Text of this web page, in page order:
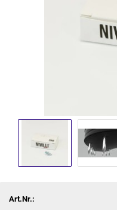
Art.Nr.: